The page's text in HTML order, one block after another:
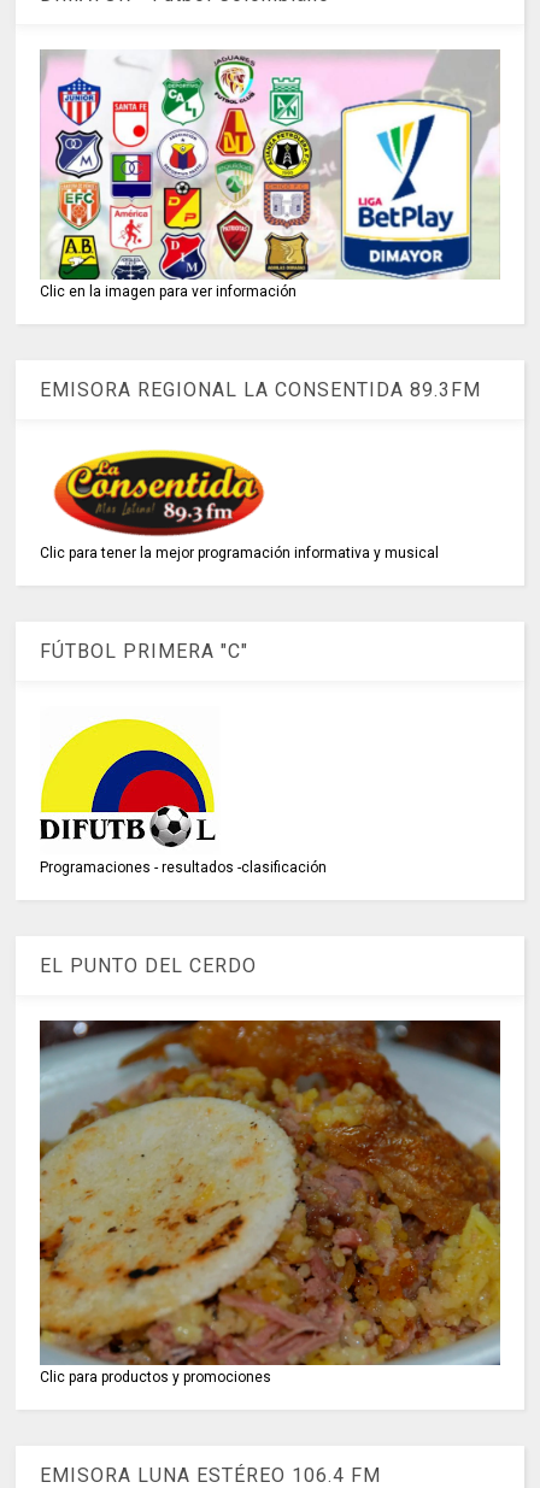
Clic en la imagen para ver información
EMISORA REGIONAL LA CONSENTIDA 89.3FM
Clic para tener la mejor programación informativa y musical
FÚTBOL PRIMERA "C"
Programaciones - resultados -clasificación
EL PUNTO DEL CERDO
Clic para productos y promociones
EMISORA LUNA ESTÉREO 106.4 FM